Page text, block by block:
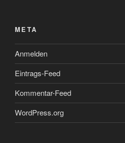
META
Anmelden
Eintrags-Feed
Kommentar-Feed
WordPress.org